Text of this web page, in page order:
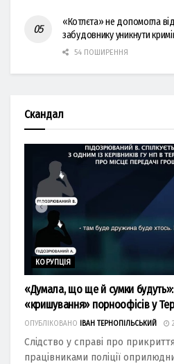
«Котлєта» не допомогла
забудовнику уникнути
54 ПОШИРЕННЯ
Скандал
КОРУПЦІЯ
«Думала, що ще й сумки будуть»:
«кришування» порноофісів у
ОПУБЛІКОВАНО ІВАН ТЕРНОПІЛЬСЬКИЙ
Слідство у справі про
працівниками поліції